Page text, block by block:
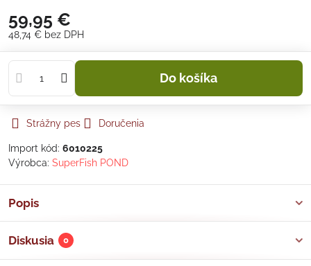
59,95 €
48,74 € bez DPH
Do košíka
Strážny pes Doručenia
Import kód: 6010225
Výrobca: SuperFish POND
Popis
Diskusia 0